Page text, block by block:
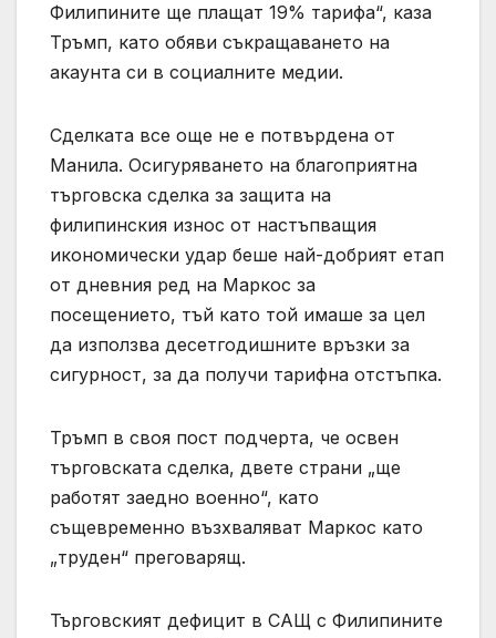
Филипините ще плащат 19% тарифа“, каза
Тръмп, като обяви съкращаването на
акаунта си в социалните медии.
Сделката все още не е потвърдена от
Манила. Осигуряването на благоприятна
търговска сделка за защита на
филипинския износ от настъпващия
икономически удар беше най-добрият етап
от дневния ред на Маркос за
посещението, тъй като той имаше за цел
да използва десетгодишните връзки за
сигурност, за да получи тарифна отстъпка.
Тръмп в своя пост подчерта, че освен
търговската сделка, двете страни „ще
работят заедно военно“, като
същевременно възхваляват Маркос като
„труден“ преговарящ.
Търговският дефицит в САЩ с Филипините